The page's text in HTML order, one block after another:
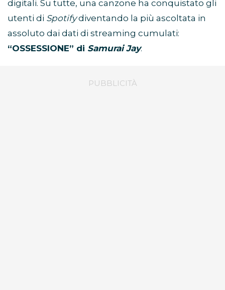
digitali. Su tutte, una canzone ha conquistato gli
utenti di Spotifydiventando la più ascoltata in
assoluto dai dati di streaming cumulati:
“OSSESSIONE” di Samurai Jay.